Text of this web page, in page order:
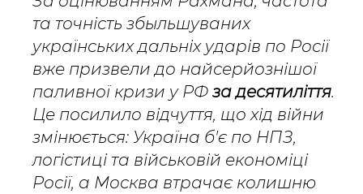
та точність збыльшуваних
українських дальніх ударів по Росії
вже призвели до найсерйознішої
паливної кризи у РФ за десятиліття.
Це посилило відчуття, що хід війни
змінюється: Україна б'є по НПЗ,
логістиці та військовій економіці
Росії, а Москва втрачає колишню